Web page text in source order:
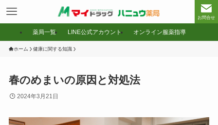
お問合せ
薬局一覧 LINE公式アカウント オンライン服薬指導
ホーム 健康に関する知識
春のめまいの原因と対処法
2024年3月21日